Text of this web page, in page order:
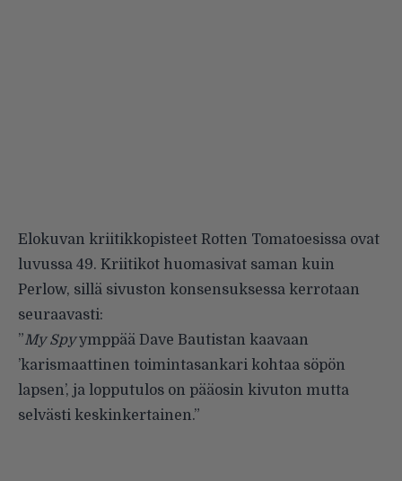
Elokuvan kriitikkopisteet Rotten Tomatoesissa ovat
luvussa 49. Kriitikot huomasivat saman kuin
Perlow, sillä sivuston konsensuksessa kerrotaan
seuraavasti:
”My Spyymppää Dave Bautistan kaavaan
’karismaattinen toimintasankari kohtaa söpön
lapsen’, ja lopputulos on pääosin kivuton mutta
selvästi keskinkertainen.”